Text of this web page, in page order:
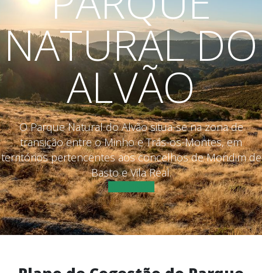
NATURAL DO
ALVÃO
O Parque Natural do Alvão situa-se na zona de
transição entre o Minho e Trás-os-Montes, em
territórios pertencentes aos concelhos de Mondim de
Basto e Vila Real.
BEM-VINDO!